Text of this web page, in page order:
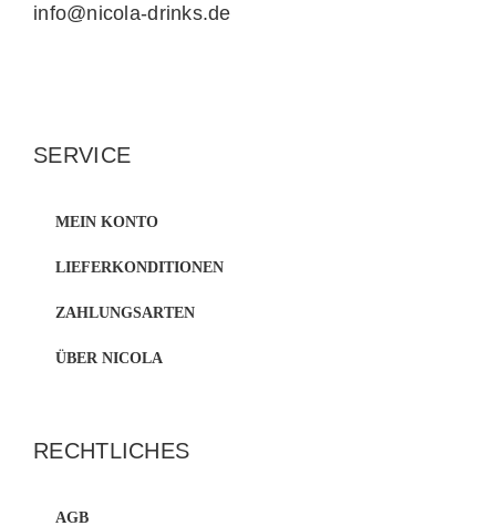
info@nicola-drinks.de
SERVICE
MEIN KONTO
LIEFERKONDITIONEN
ZAHLUNGSARTEN
ÜBER NICOLA
RECHTLICHES
AGB